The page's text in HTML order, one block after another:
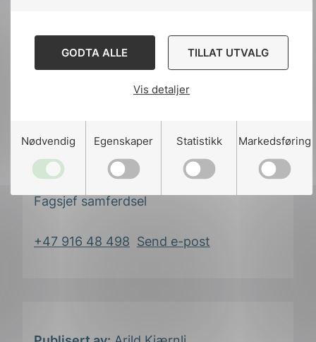
GODTA ALLE TILLAT UTVALG
Vis detaljer
Nødvendig Egenskaper Statistikk Markedsføring
Gunnar Gjesdal
Fagsjef samferdsel
+47 916 48 498 Send e-post